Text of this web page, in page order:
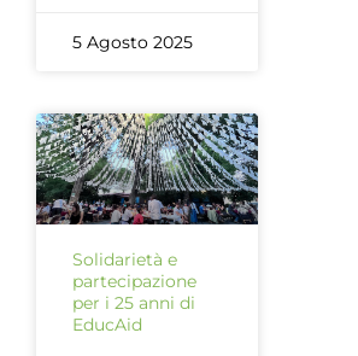
5 Agosto 2025
Solidarietà e
partecipazione
per i 25 anni di
EducAid